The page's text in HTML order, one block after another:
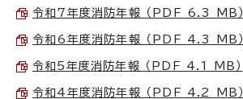
令和7年度消防年報 （PDF 6.3 MB）
令和6年度消防年報 （PDF 4.3 MB）
令和5年度消防年報 （PDF 4.1 MB）
令和4年度消防年報 （PDF 4.2 MB）